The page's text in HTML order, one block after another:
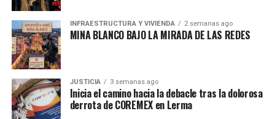
INFRAESTRUCTURA Y VIVIENDA 2 semanas ago
MINA BLANCO BAJO LA MIRADA DE LAS REDES
JUSTICIA 3 semanas ago
Inicia el camino hacia la debacle tras la dolorosa
derrota de COREMEX en Lerma